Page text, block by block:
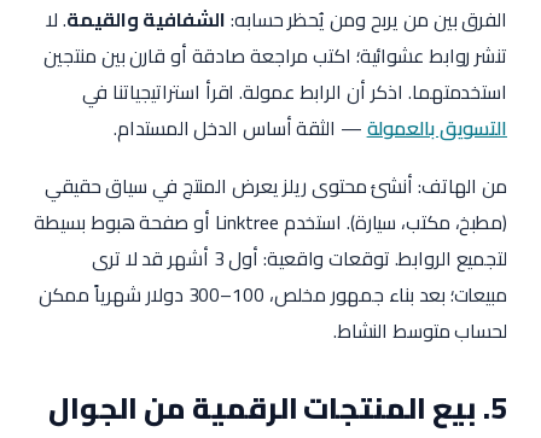
الفرق بين من يربح ومن يُحظر حسابه:الشفافية والقيمة. لا
تنشر روابط عشوائية؛ اكتب مراجعة صادقة أو قارن بين منتجين
استخدمتهما. اذكر أن الرابط عمولة. اقرأ استراتيجياتنا في
التسويق بالعمولة— الثقة أساس الدخل المستدام.
من الهاتف: أنشئ محتوى ريلز يعرض المنتج في سياق حقيقي
(مطبخ، مكتب، سيارة). استخدم Linktree أو صفحة هبوط بسيطة
لتجميع الروابط. توقعات واقعية: أول 3 أشهر قد لا ترى
مبيعات؛ بعد بناء جمهور مخلص، 100–300 دولار شهرياً ممكن
لحساب متوسط النشاط.
5. بيع المنتجات الرقمية من الجوال